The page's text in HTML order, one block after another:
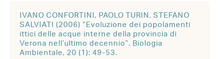
IVANO CONFORTINI, PAOLO TURIN, STEFANO
SALVIATI (2006) “Evoluzione dei popolamenti
ittici delle acque interne della provincia di
Verona nell’ultimo decennio”. Biologia
Ambientale, 20 (1): 49-53.